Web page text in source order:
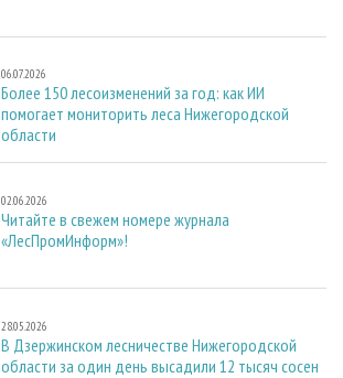
06.07.2026
Более 150 лесоизменений за год: как ИИ
помогает мониторить леса Нижегородской
области
02.06.2026
Читайте в свежем номере журнала
«ЛесПромИнформ»!
28.05.2026
В Дзержинском лесничестве Нижегородской
области за один день высадили 12 тысяч сосен